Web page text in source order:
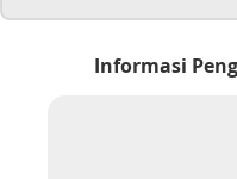
Informasi